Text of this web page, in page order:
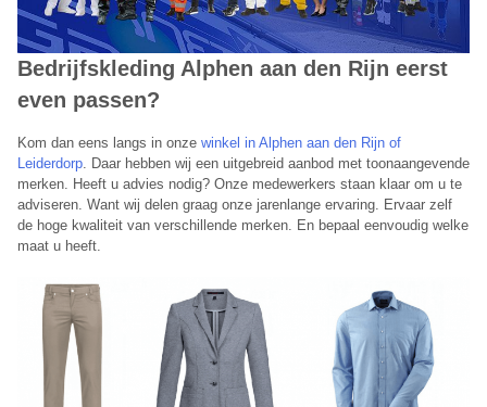
Bedrijfskleding Alphen aan den Rijn eerst
even passen?
Kom dan eens langs in onze winkel in Alphen aan den Rijn of
Leiderdorp . Daar hebben wij een uitgebreid aanbod met toonaangevende
merken. Heeft u advies nodig? Onze medewerkers staan klaar om u te
adviseren. Want wij delen graag onze jarenlange ervaring. Ervaar zelf
de hoge kwaliteit van verschillende merken. En bepaal eenvoudig welke
maat u heeft.